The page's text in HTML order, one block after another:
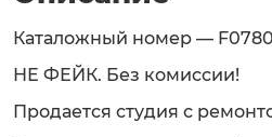
Каталожный номер —
НЕ ФЕЙК. Без комиссии!
Продается студия с